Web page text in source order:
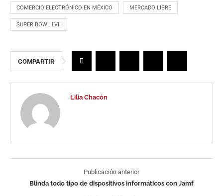
COMERCIO ELECTRÓNICO EN MÉXICO MERCADO LIBRE
SUPER BOWL LVII
COMPARTIR
Lilia Chacón
Publicación anterior
Blinda todo tipo de dispositivos informáticos con Jamf